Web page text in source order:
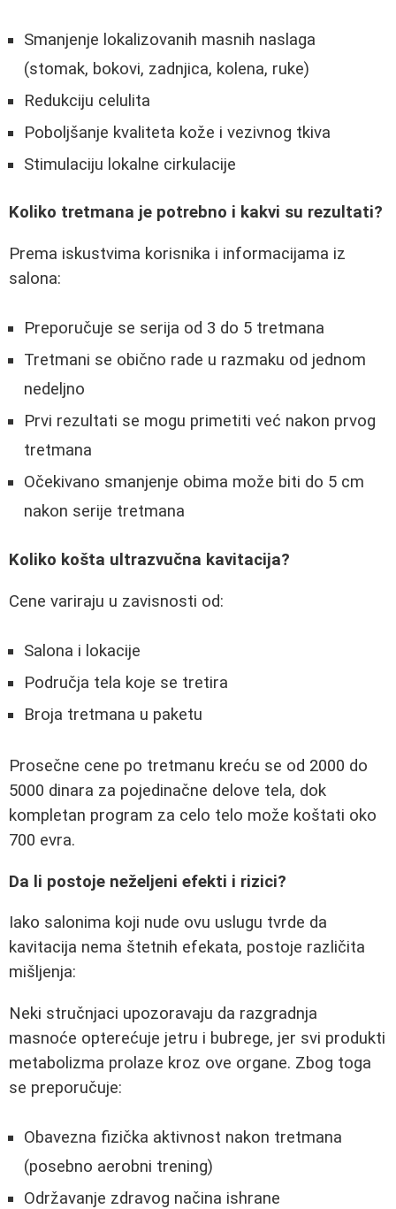
Smanjenje lokalizovanih masnih naslaga
(stomak, bokovi, zadnjica, kolena, ruke)
Redukciju celulita
Poboljšanje kvaliteta kože i vezivnog tkiva
Stimulaciju lokalne cirkulacije
Koliko tretmana je potrebno i kakvi su rezultati?
Prema iskustvima korisnika i informacijama iz
salona:
Preporučuje se serija od 3 do 5 tretmana
Tretmani se obično rade u razmaku od jednom
nedeljno
Prvi rezultati se mogu primetiti već nakon prvog
tretmana
Očekivano smanjenje obima može biti do 5 cm
nakon serije tretmana
Koliko košta ultrazvučna kavitacija?
Cene variraju u zavisnosti od:
Salona i lokacije
Područja tela koje se tretira
Broja tretmana u paketu
Prosečne cene po tretmanu kreću se od 2000 do
5000 dinara za pojedinačne delove tela, dok
kompletan program za celo telo može koštati oko
700 evra.
Da li postoje neželjeni efekti i rizici?
Iako salonima koji nude ovu uslugu tvrde da
kavitacija nema štetnih efekata, postoje različita
mišljenja:
Neki stručnjaci upozoravaju da razgradnja
masnoće opterećuje jetru i bubrege, jer svi produkti
metabolizma prolaze kroz ove organe. Zbog toga
se preporučuje:
Obavezna fizička aktivnost nakon tretmana
(posebno aerobni trening)
Održavanje zdravog načina ishrane